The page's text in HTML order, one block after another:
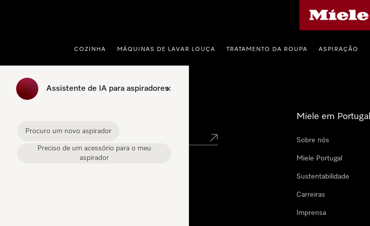
COZINHA MÁQUINAS DE LAVAR LOUÇA TRATAMENTO DA ROUPA ASPIRAÇÃO
Assistente de IA para aspiradores
Procuro um novo aspirador
Preciso de um acessório para o meu
aspirador
Miele em Portugal
Sobre nós
Miele Portugal
Sustentabilidade
Carreiras
Imprensa